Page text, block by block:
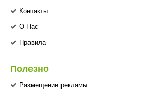
Контакты
О Нас
Правила
Полезно
Размещение рекламы